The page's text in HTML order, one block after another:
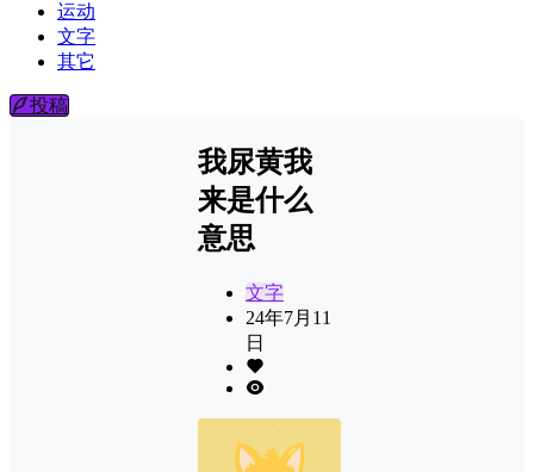
运动
文字
其它
投稿
我尿黄我
来是什么
意思
文字
24年7月11
日